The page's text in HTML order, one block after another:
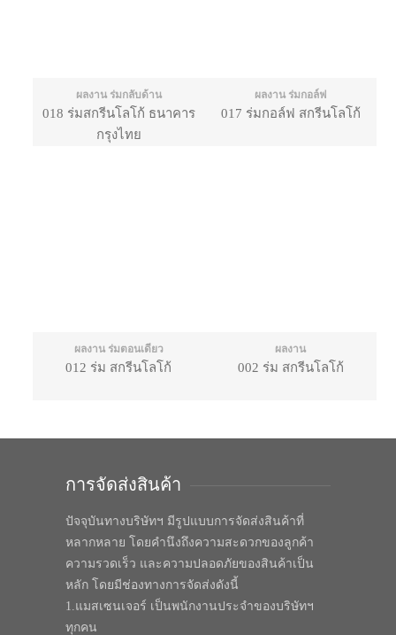
ผลงาน ร่มกลับด้าน
018 ร่มสกรีนโลโก้ ธนาคาร
กรุงไทย
ผลงาน ร่มกอล์ฟ
017 ร่มกอล์ฟ สกรีนโลโก้
ผลงาน ร่มตอนเดียว
012 ร่ม สกรีนโลโก้
ผลงาน
002 ร่ม สกรีนโลโก้
การจัดส่งสินค้า
ปัจจุบันทางบริษัทฯ มีรูปแบบการจัดส่งสินค้าที่
หลากหลาย โดยคำนึงถึงความสะดวกของลูกค้า
ความรวดเร็ว และความปลอดภัยของสินค้าเป็น
หลัก โดยมีช่องทางการจัดส่งดังนี้
1.แมสเซนเจอร์ เป็นพนักงานประจำของบริษัทฯ
ทุกคน